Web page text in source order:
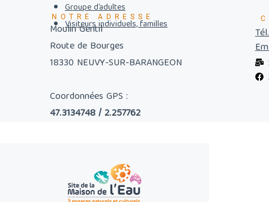
Groupe d’adultes
Visiteurs individuels, familles
NOTRE ADRESSE
Moulin Gentil
Route de Bourges
18330 NEUVY-SUR-BARANGEON
Coordonnées GPS :
47.3134748 / 2.257762